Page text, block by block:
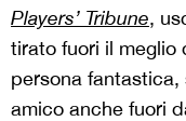
Players’ Tribune,
tirato fuori il meglio
persona
amico anche fuori